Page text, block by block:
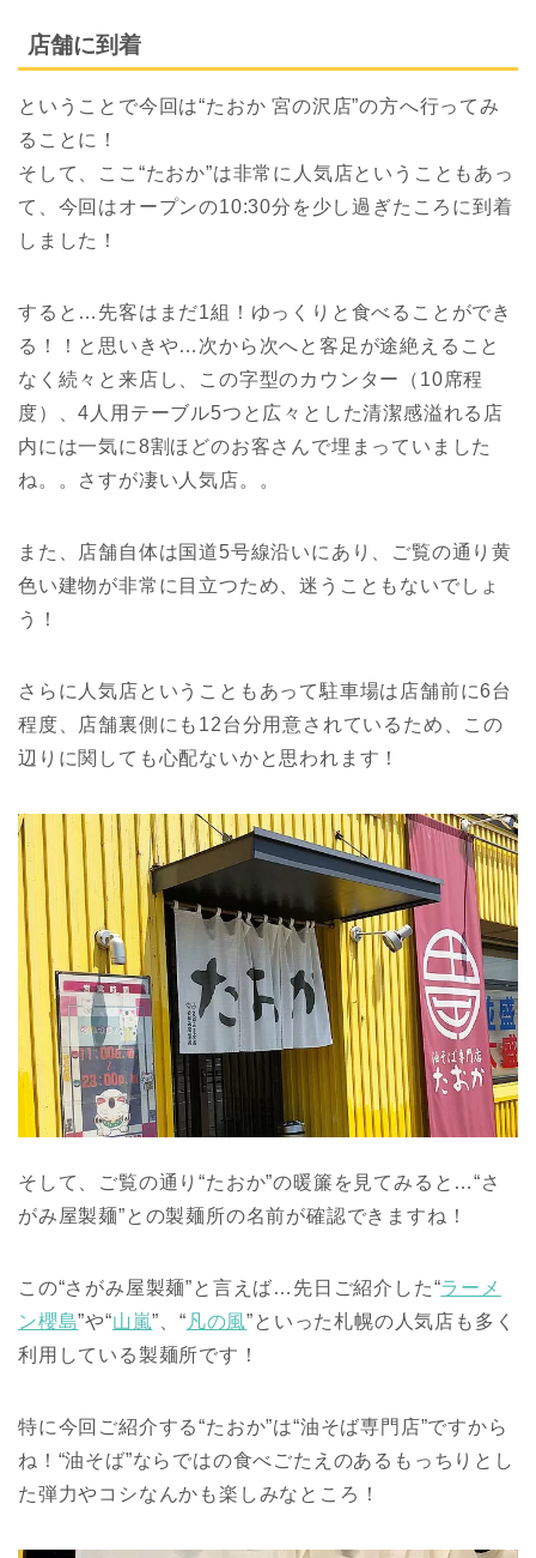
店舗に到着
ということで今回は“たおか 宮の沢店”の方へ行ってみ
ることに！
そして、ここ“たおか”は非常に人気店ということもあっ
て、今回はオープンの10:30分を少し過ぎたころに到着
しました！
すると…先客はまだ1組！ゆっくりと食べることができ
る！！と思いきや…次から次へと客足が途絶えること
なく続々と来店し、この字型のカウンター（10席程
度）、4人用テーブル5つと広々とした清潔感溢れる店
内には一気に8割ほどのお客さんで埋まっていました
ね。。さすが凄い人気店。。
また、店舗自体は国道5号線沿いにあり、ご覧の通り黄
色い建物が非常に目立つため、迷うこともないでしょ
う！
さらに人気店ということもあって駐車場は店舗前に6台
程度、店舗裏側にも12台分用意されているため、この
辺りに関しても心配ないかと思われます！
そして、ご覧の通り“たおか”の暖簾を見てみると…“さ
がみ屋製麺”との製麺所の名前が確認できますね！
この“さがみ屋製麺”と言えば…先日ご紹介した“ラーメ
ン櫻島”や“山嵐”、“ 凡の風”といった札幌の人気店も多く
利用している製麺所です！
特に今回ご紹介する“たおか”は“油そば専門店”ですから
ね！“油そば”ならではの食べごたえのあるもっちりとし
た弾力やコシなんかも楽しみなところ！